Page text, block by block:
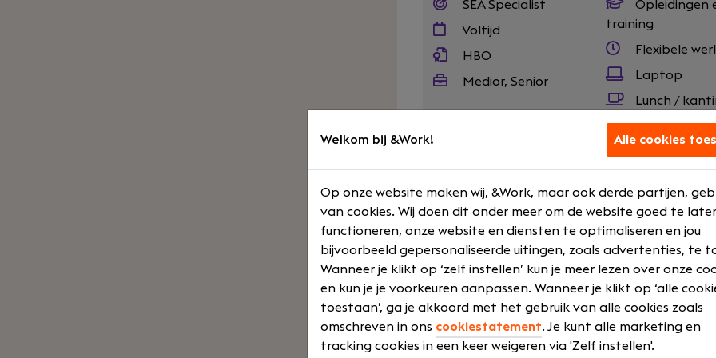
SEA Specialist
Voltijd
HBO
Medior, Senior
Opleidingen
training
Flexibele
Laptop
Lunch /
Laat meer zien
Always On Marketing is een
voor A-merken zoals Randstad, Kruidvat
hun digitale kanalen te halen, via een full-
SHARED en RENTED media.
Jouw rol
Als Senior Performance Marketing Specialist
campagnebudgetten laat renderen. Je
Welkom bij &Work! Alle cookies
Op onze website maken wij, &Work, maar ook derde partijen,
van cookies. Wij doen dit onder meer om de website goed te
functioneren, onze website en diensten te optimaliseren en jou
bijvoorbeeld gepersonaliseerde uitingen, zoals advertenties, te
Wanneer je klikt op ‘zelf instellen’ kun je meer lezen over onze
en kun je je voorkeuren aanpassen. Wanneer je klikt op ‘alle
toestaan’, ga je akkoord met het gebruik van alle cookies zoals
omschreven in ons cookiestatement. Je kunt alle marketing en
tracking cookies in een keer weigeren via 'Zelf instellen'.